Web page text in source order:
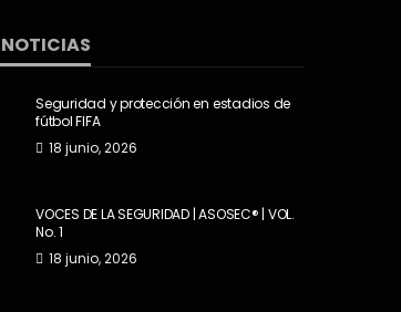
Seguridad y protección en estadios de
fútbol FIFA
18 junio, 2026
VOCES DE LA SEGURIDAD | ASOSEC® | VOL.
No. 1
18 junio, 2026